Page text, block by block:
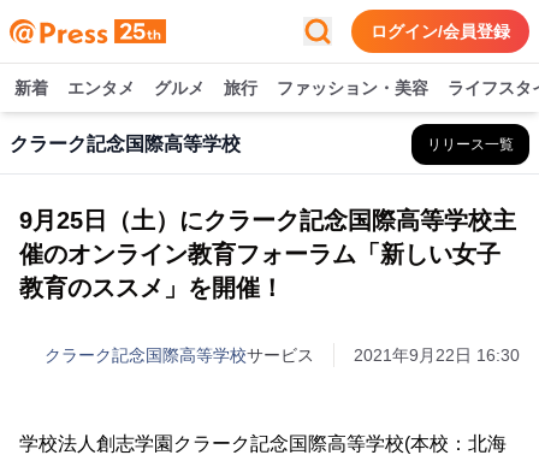
ログイン/会員登録
新着 エンタメ グルメ 旅行 ファッション・美容 ライフスタ
クラーク記念国際高等学校 リリース一覧
9月25日（土）にクラーク記念国際高等学校主
催のオンライン教育フォーラム「新しい女子
教育のススメ」を開催！
クラーク記念国際高等学校サービス 2021年9月22日 16:30
学校法人創志学園クラーク記念国際高等学校(本校：北海